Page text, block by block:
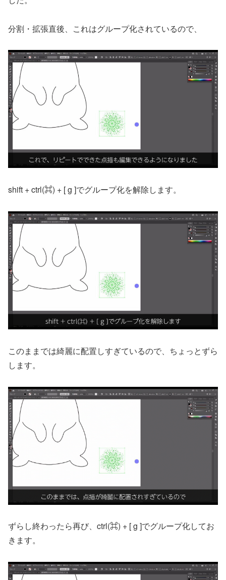
分割・拡張直後、これはグループ化されているので、
shift + ctrl(⌘) + [ g ]でグループ化を解除します。
このままでは綺麗に配置しすぎているので、ちょっとずら
します。
ずらし終わったら再び、ctrl(⌘) + [ g ]でグループ化してお
きます。